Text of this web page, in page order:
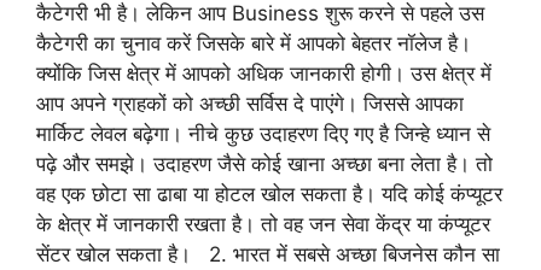
कैटेगरी भी है। लेकिन आप Business शुरू करने से पहले उस
कैटेगरी का चुनाव करें जिसके बारे में आपको बेहतर नॉलेज है।
क्योंकि जिस क्षेत्र में आपको अधिक जानकारी होगी। उस क्षेत्र में
आप अपने ग्राहकों को अच्छी सर्विस दे पाएंगे। जिससे आपका
मार्किट लेवल बढ़ेगा। नीचे कुछ उदाहरण दिए गए है जिन्हे ध्यान से
पढ़े और समझे। उदाहरण जैसे कोई खाना अच्छा बना लेता है। तो
वह एक छोटा सा ढाबा या होटल खोल सकता है। यदि कोई कंप्यूटर
के क्षेत्र में जानकारी रखता है। तो वह जन सेवा केंद्र या कंप्यूटर
सेंटर खोल सकता है। 2. भारत में सबसे अच्छा बिजनेस कौन सा